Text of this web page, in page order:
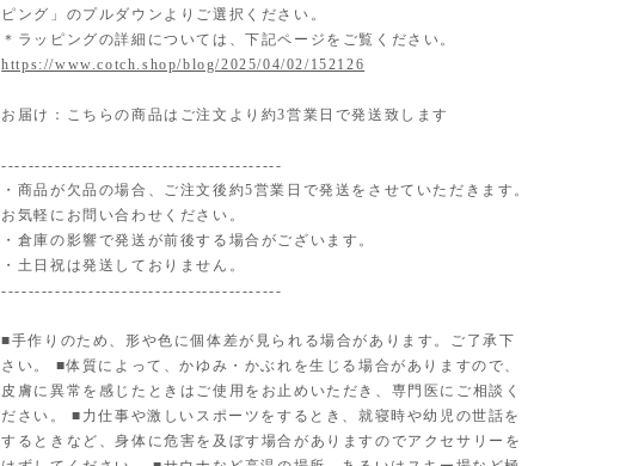
ピング」のプルダウンよりご選択ください。
＊ラッピングの詳細については、下記ページをご覧ください。
https://www.cotch.shop/blog/2025/04/02/152126
お届け：こちらの商品はご注文より約3営業日で発送致します
------------------------------------------
・商品が欠品の場合、ご注文後約5営業日で発送をさせていただきます。
お気軽にお問い合わせください。
・倉庫の影響で発送が前後する場合がございます。
・土日祝は発送しておりません。
------------------------------------------
■手作りのため、形や色に個体差が見られる場合があります。ご了承下
さい。 ■体質によって、かゆみ・かぶれを生じる場合がありますので、
皮膚に異常を感じたときはご使用をお止めいただき、専門医にご相談く
ださい。 ■力仕事や激しいスポーツをするとき、就寝時や幼児の世話を
するときなど、身体に危害を及ぼす場合がありますのでアクセサリーを